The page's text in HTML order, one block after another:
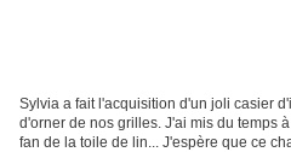
Sylvia a fait l'acquisition d'un joli casier
d'orner de nos grilles. J'ai mis du temps
fan de la toile de lin... J'espère que ce